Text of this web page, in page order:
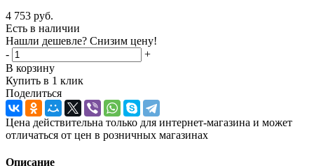
4 753 руб.
Есть в наличии
Нашли дешевле? Снизим цену!
-
+
В корзину
Купить в 1 клик
Поделиться
Цена действительна только для интернет-магазина и может
отличаться от цен в розничных магазинах
Описание